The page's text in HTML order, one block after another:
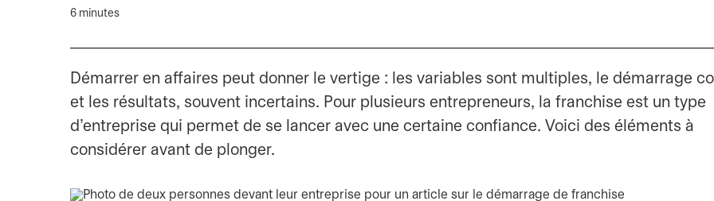
6 minutes
Démarrer en affaires peut donner le vertige : les variables sont multiples, le démarrage
et les résultats, souvent incertains. Pour plusieurs entrepreneurs, la franchise est un type
d’entreprise qui permet de se lancer avec une certaine confiance. Voici des éléments à
considérer avant de plonger.